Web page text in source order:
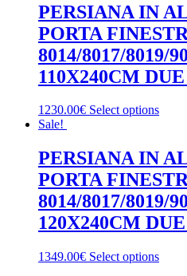
PERSIANA IN
PORTA
8014/8017/8019/
110X240CM
1230.00€ Select options
Sale!
PERSIANA IN
PORTA
8014/8017/8019/
120X240CM
1349.00€ Select options